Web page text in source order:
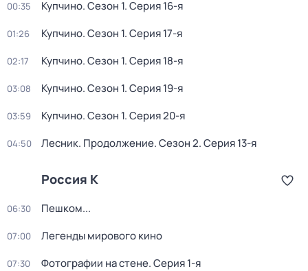
00:35 Купчино. Сезон 1. Серия 16-я
01:26 Купчино. Сезон 1. Серия 17-я
02:17 Купчино. Сезон 1. Серия 18-я
03:08 Купчино. Сезон 1. Серия 19-я
03:59 Купчино. Сезон 1. Серия 20-я
04:50 Лесник. Продолжение. Сезон 2. Серия 13-я
Россия К
06:30 Пешком...
07:00 Легенды мирового кино
07:30 Фотографии на стене. Серия 1-я